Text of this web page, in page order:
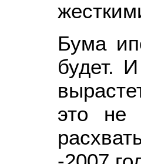
Бума
будет.
это не